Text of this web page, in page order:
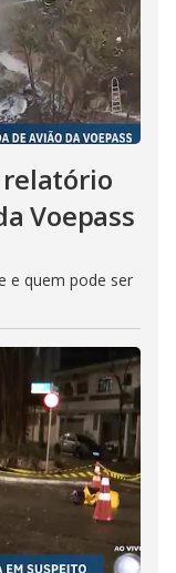
relatório
Voepass
e quem pode ser